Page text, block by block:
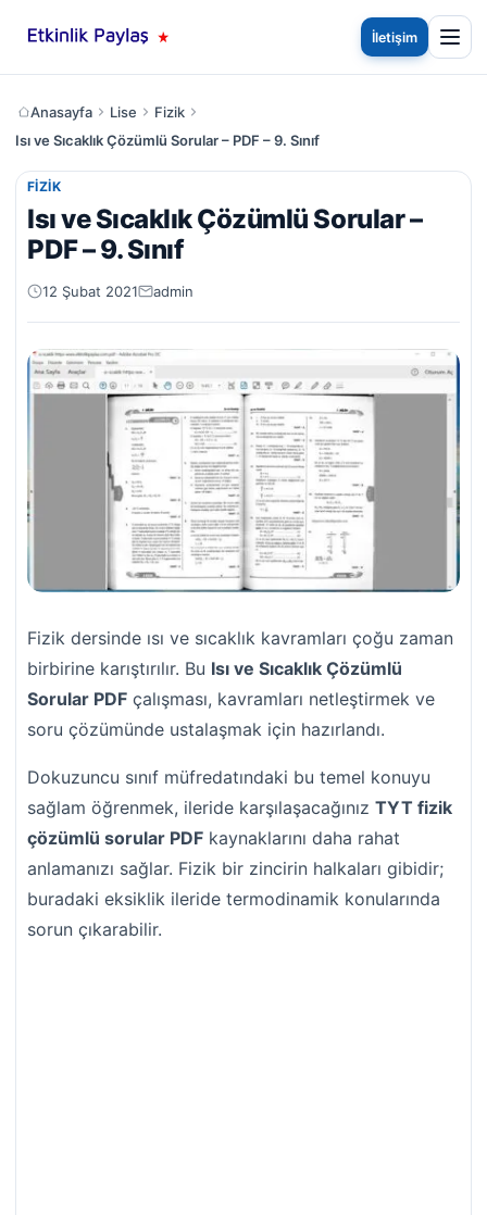
İletişim
Anasayfa Lise
Fizik
Isı ve Sıcaklık Çözümlü Sorular – PDF – 9. Sınıf
FIZIK
Isı ve Sıcaklık Çözümlü Sorular –
PDF – 9. Sınıf
12 Şubat 2021 admin
Fizik dersinde ısı ve sıcaklık kavramları çoğu zaman
birbirine karıştırılır. Bu Isı ve Sıcaklık Çözümlü
Sorular PDF çalışması, kavramları netleştirmek ve
soru çözümünde ustalaşmak için hazırlandı.
Dokuzuncu sınıf müfredatındaki bu temel konuyu
sağlam öğrenmek, ileride karşılaşacağınız TYT fizik
çözümlü sorular PDF kaynaklarını daha rahat
anlamanızı sağlar. Fizik bir zincirin halkaları gibidir;
buradaki eksiklik ileride termodinamik konularında
sorun çıkarabilir.